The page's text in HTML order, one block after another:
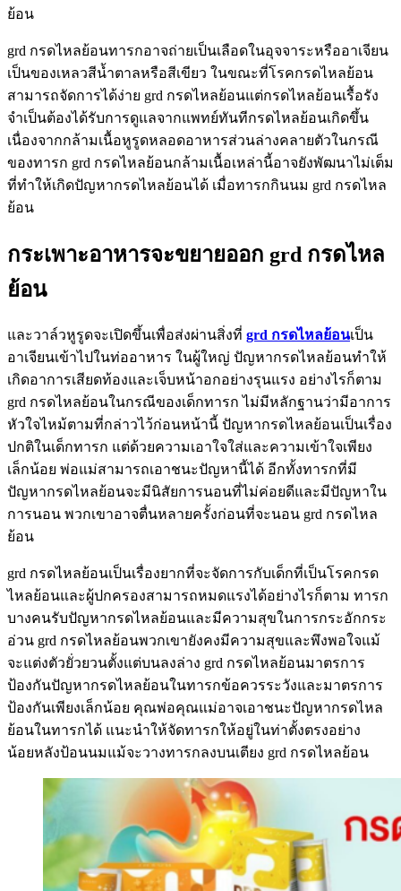
ย้อน
grd กรดไหลย้อนทารกอาจถ่ายเป็นเลือดในอุจจาระหรืออาเจียน
เป็นของเหลวสีน้ำตาลหรือสีเขียว ในขณะที่โรคกรดไหลย้อน
สามารถจัดการได้ง่าย grd กรดไหลย้อนแต่กรดไหลย้อนเรื้อรัง
จำเป็นต้องได้รับการดูแลจากแพทย์ทันทีกรดไหลย้อนเกิดขึ้น
เนื่องจากกล้ามเนื้อหูรูดหลอดอาหารส่วนล่างคลายตัวในกรณี
ของทารก grd กรดไหลย้อนกล้ามเนื้อเหล่านี้อาจยังพัฒนาไม่เต็ม
ที่ทำให้เกิดปัญหากรดไหลย้อนได้ เมื่อทารกกินนม grd กรดไหล
ย้อน
กระเพาะอาหารจะขยายออก grd กรดไหล
ย้อน
และวาล์วหูรูดจะเปิดขึ้นเพื่อส่งผ่านสิ่งที่ grd กรดไหลย้อนเป็น
อาเจียนเข้าไปในท่ออาหาร ในผู้ใหญ่ ปัญหากรดไหลย้อนทำให้
เกิดอาการเสียดท้องและเจ็บหน้าอกอย่างรุนแรง อย่างไรก็ตาม
grd กรดไหลย้อนในกรณีของเด็กทารก ไม่มีหลักฐานว่ามีอาการ
หัวใจไหม้ตามที่กล่าวไว้ก่อนหน้านี้ ปัญหากรดไหลย้อนเป็นเรื่อง
ปกติในเด็กทารก แต่ด้วยความเอาใจใส่และความเข้าใจเพียง
เล็กน้อย พ่อแม่สามารถเอาชนะปัญหานี้ได้ อีกทั้งทารกที่มี
ปัญหากรดไหลย้อนจะมีนิสัยการนอนที่ไม่ค่อยดีและมีปัญหาใน
การนอน พวกเขาอาจตื่นหลายครั้งก่อนที่จะนอน grd กรดไหล
ย้อน
grd กรดไหลย้อนเป็นเรื่องยากที่จะจัดการกับเด็กที่เป็นโรคกรด
ไหลย้อนและผู้ปกครองสามารถหมดแรงได้อย่างไรก็ตาม ทารก
บางคนรับปัญหากรดไหลย้อนและมีความสุขในการกระอักกระ
อ่วน grd กรดไหลย้อนพวกเขายังคงมีความสุขและพึงพอใจแม้
จะแต่งตัวยั่วยวนตั้งแต่บนลงล่าง grd กรดไหลย้อนมาตรการ
ป้องกันปัญหากรดไหลย้อนในทารกข้อควรระวังและมาตรการ
ป้องกันเพียงเล็กน้อย คุณพ่อคุณแม่อาจเอาชนะปัญหากรดไหล
ย้อนในทารกได้ แนะนำให้จัดทารกให้อยู่ในท่าตั้งตรงอย่าง
น้อยหลังป้อนนมแม้จะวางทารกลงบนเตียง grd กรดไหลย้อน